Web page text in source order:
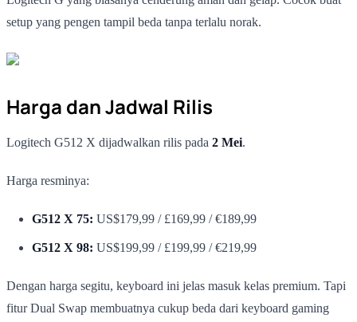
setup yang pengen tampil beda tanpa terlalu norak.
Harga dan Jadwal Rilis
Logitech G512 X dijadwalkan rilis pada 2 Mei.
Harga resminya:
G512 X 75: US$179,99 / £169,99 / €189,99
G512 X 98: US$199,99 / £199,99 / €219,99
Dengan harga segitu, keyboard ini jelas masuk kelas premium. Tapi
fitur Dual Swap membuatnya cukup beda dari keyboard gaming